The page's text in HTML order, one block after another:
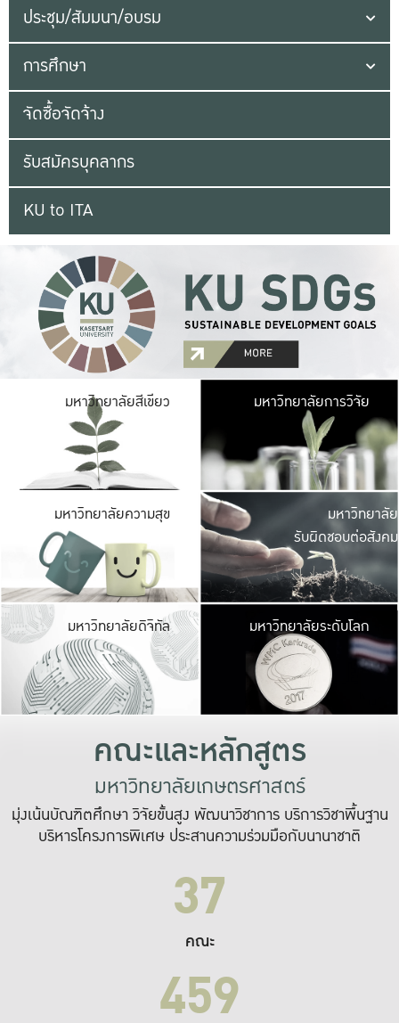
ประชุม/สัมมนา/อบรม
การศึกษา
จัดซื้อจัดจ้าง
รับสมัครบุคลากร
KU to ITA
มหาวิทยาลัยสีเขียว มหาวิ
มีพื้นที่เขียวสดใส
เป็นป่าในเมือง เกษต
มหาวิทยาลัยการวิจัย
มหาวิทยาลัยความสุข มหาวิ
ค
เปิดประ
และพบเรื่องราวใ
มหาวิทยาลัย
รับผิดชอบต่อสังคม
มหาวิทยาลัยดิจิทัล มหาวิ
เปลี่ยนแปลง แล
เพื่อทำง
ระบบสารสนเทศ
มหาวิทยาลัยระดับโลก
คณะและหลักสูตร
มหาวิทยาลัยเกษตรศาสตร์
มุ่งเน้นบัณฑิตศึกษา วิจัยขั้นสูง พัฒนาวิชาการ บริการวิชาพื้นฐาน
บริหารโครงการพิเศษ ประสานความร่วมมือกับนานาชาติ
37
คณะ
459